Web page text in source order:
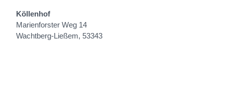
Köllenhof
Marienforster Weg 14
Wachtberg-Ließem, 53343